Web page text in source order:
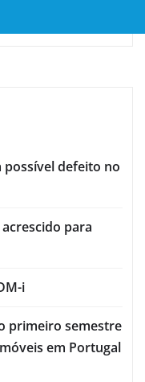
possível defeito no
para
i
primeiro semestre
em Portugal